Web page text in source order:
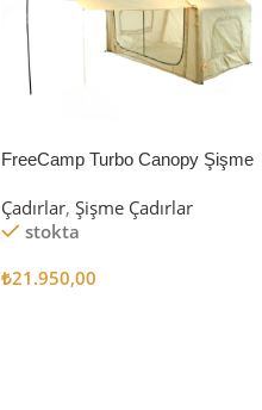
FreeCamp Turbo Canopy Şişme
Çadırlar, Şişme Çadırlar
stokta
₺21.950,00